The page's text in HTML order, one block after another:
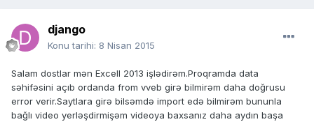
django
Konu tarihi: 8 Nisan 2015
Salam dostlar mən Excell 2013 işlədirəm.Proqramda data
səhifəsini açıb ordanda from vveb girə bilmirəm daha doğrusu
error verir.Saytlara girə bilsəmdə import edə bilmirəm bununla
bağlı video yerləşdirmişəm videoya baxsanız daha aydın başa